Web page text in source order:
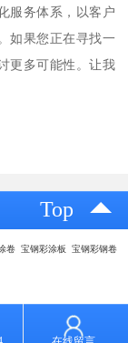
服务体系，以客户
如果您正在寻找一
更多可能性。让我
Top
卷 宝钢彩涂板 宝钢彩钢卷